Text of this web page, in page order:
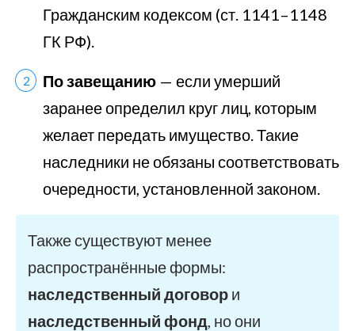
Гражданским кодексом (ст. 1141–1148
ГК РФ).
По завещанию — если умерший
заранее определил круг лиц, которым
желает передать имущество. Такие
наследники не обязаны соответствовать
очередности, установленной законом.
Также существуют менее
распространённые формы:
наследственный договор и
наследственный фонд, но они